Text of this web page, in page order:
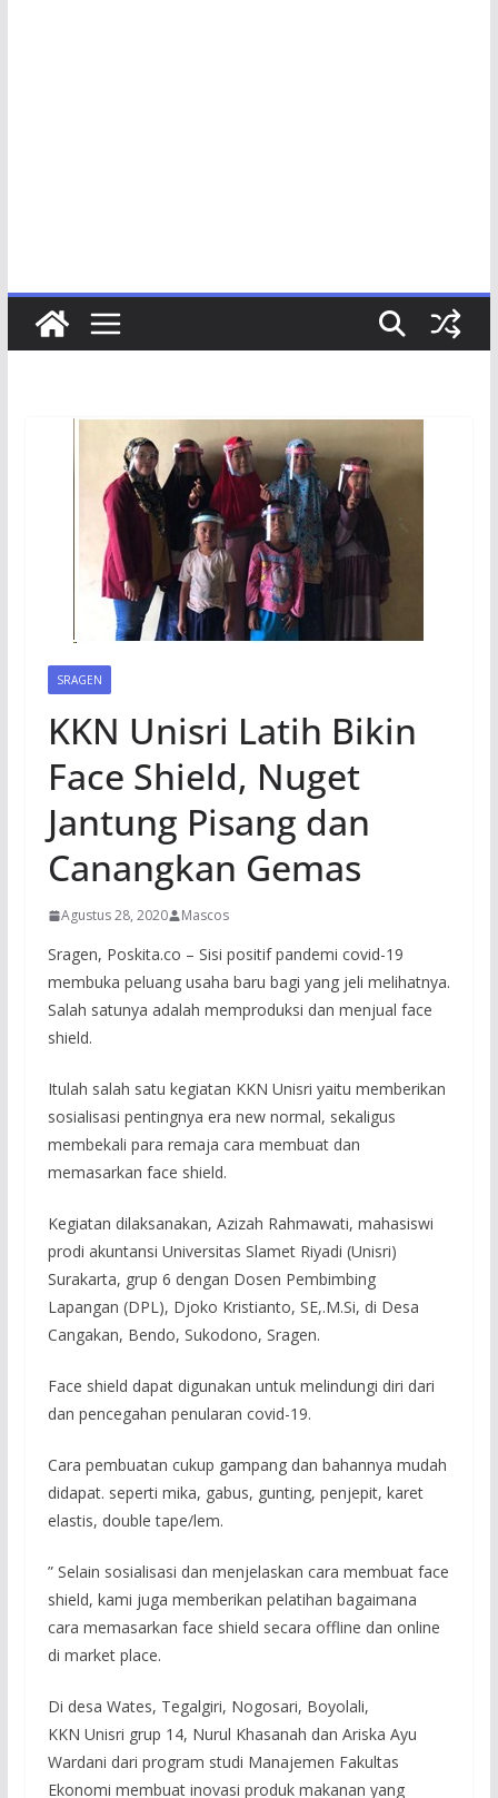
SRAGEN
KKN Unisri Latih Bikin
Face Shield, Nuget
Jantung Pisang dan
Canangkan Gemas
Agustus 28, 2020 Mascos
Sragen, Poskita.co – Sisi positif pandemi covid-19
membuka peluang usaha baru bagi yang jeli melihatnya.
Salah satunya adalah memproduksi dan menjual face
shield.
Itulah salah satu kegiatan KKN Unisri yaitu memberikan
sosialisasi pentingnya era new normal, sekaligus
membekali para remaja cara membuat dan
memasarkan face shield.
Kegiatan dilaksanakan, Azizah Rahmawati, mahasiswi
prodi akuntansi Universitas Slamet Riyadi (Unisri)
Surakarta, grup 6 dengan Dosen Pembimbing
Lapangan (DPL), Djoko Kristianto, SE,.M.Si, di Desa
Cangakan, Bendo, Sukodono, Sragen.
Face shield dapat digunakan untuk melindungi diri dari
dan pencegahan penularan covid-19.
Cara pembuatan cukup gampang dan bahannya mudah
didapat. seperti mika, gabus, gunting, penjepit, karet
elastis, double tape/lem.
” Selain sosialisasi dan menjelaskan cara membuat face
shield, kami juga memberikan pelatihan bagaimana
cara memasarkan face shield secara offline dan online
di market place.
Di desa Wates, Tegalgiri, Nogosari, Boyolali,
KKN Unisri grup 14, Nurul Khasanah dan Ariska Ayu
Wardani dari program studi Manajemen Fakultas
Ekonomi membuat inovasi produk makanan yang